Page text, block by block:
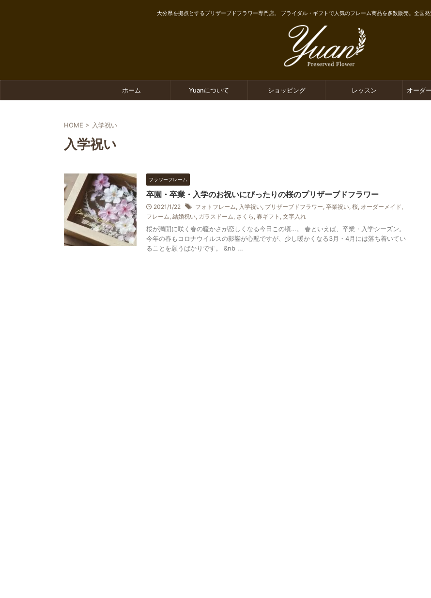
大分県を拠点とするプリザーブドフラワー専門店。 ブライダル・ギフトで人気のフレーム商品を多数販売。全国発
ホーム Yuanについて ショッピング レッスン オーダ
HOME > 入学祝い
入学祝い
フラワーフレーム
卒園・卒業・入学のお祝いにぴったりの桜のプリザーブドフラワー
2021/1/22 フォトフレーム 入学祝い プリザーブドフラワー 卒業祝い 桜 オーダーメイド
フレーム 結婚祝い ガラスドーム さくら 春ギフト 文字入れ
桜が満開に咲く春の暖かさが恋しくなる今日この頃…。 春といえば、卒業・入学シーズン。
今年の春もコロナウイルスの影響が心配ですが、少し暖かくなる3月・4月には落ち着いてい
ることを願うばかりです。 &nb ...